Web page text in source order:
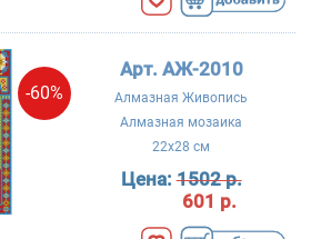
-60%
Арт. АЖ-2010
Алмазная Живопись
Алмазная мозаика
22x28 см
Цена:1502 р.
601 р.